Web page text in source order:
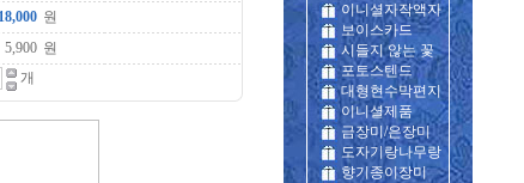
이니셜자작액자
보이스카드
시들지 않는 꽃
포토스텐드
대형현수막편지
이니셜제품
금장미/은장미
도자기랑나무랑
향기종이장미
원
원
개